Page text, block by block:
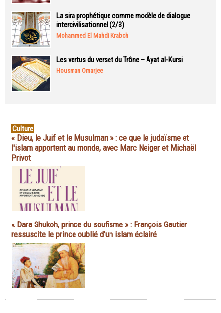
La sira prophétique comme modèle de dialogue
intercivilisationnel (2/3)
Mohammed El Mahdi Krabch
Les vertus du verset du Trône – Ayat al-Kursi
Housman Omarjee
Culture
« Dieu, le Juif et le Musulman » : ce que le judaïsme et
l'islam apportent au monde, avec Marc Neiger et Michaël
Privot
« Dara Shukoh, prince du soufisme » : François Gautier
ressuscite le prince oublié d'un islam éclairé